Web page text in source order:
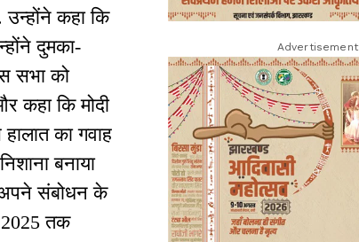
उन्होंने कहा कि
दुमका-
सभा को
कहा कि मोदी
का गवाह
बनाया
अपने संबोधन के
2025 तक
Advertisement